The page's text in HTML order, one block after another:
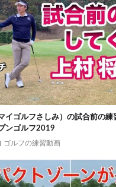
イゴルフさしみ）の試合前の練
ンゴルフ2019
ゴルフの練習動画